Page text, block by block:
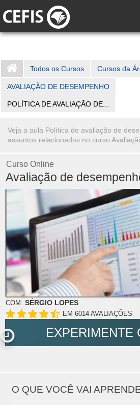
Todos os Cursos Cursos da
AVALIAÇÃO DE DESEMPENHO
POLÍTICA DE AVALIAÇÃO DE...
Veja a aula Política de avaliação de
assuntos relacionados no curso
Curso Online
Avaliação de
COM: SÉRGIO LOPES
EM 6014 AVALIAÇÕES
EXPERIMENTE
O QUE VOCÊ VAI